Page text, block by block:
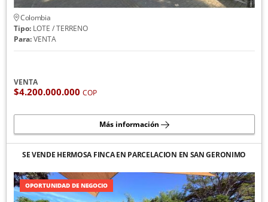
Colombia
Tipo:LOTE / TERRENO
Para:VENTA
VENTA
$4.200.000.000 COP
Más información
SE VENDE HERMOSA FINCA EN PARCELACION EN SAN GERONIMO
OPORTUNIDAD DE NEGOCIO